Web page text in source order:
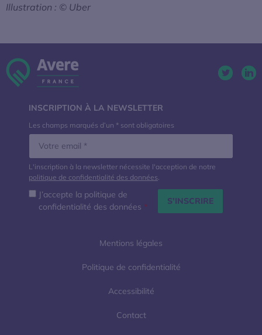
Illustration : © Uber
Mentions légales
Politique de confidentialité
Accessibilité
Contact
INSCRIPTION À LA NEWSLETTER
Les champs marqués d’un * sont obligatoires
L'inscription à la newsletter nécessite l'acception de notre
politique de confidentialité des données.
J’accepte la politique de
confidentialité des données *